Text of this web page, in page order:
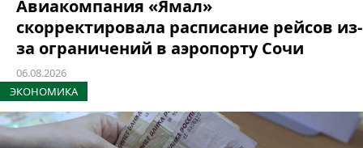
Авиакомпания «Ямал»
скорректировала расписание рейсов из-
за ограничений в аэропорту Сочи
06.08.2026
ЭКОНОМИКА